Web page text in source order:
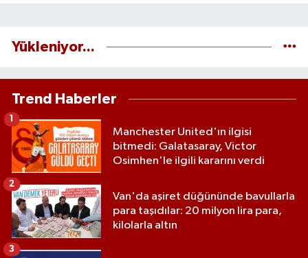
Yükleniyor...
Trend Haberler
Manchester United'ın ilgisi
bitmedi: Galatasaray, Victor
Osimhen'le ilgili kararını verdi
Van'da aşiret düğününde bavullarla
para taşıdılar: 20 milyon lira para,
kilolarla altın
2
3